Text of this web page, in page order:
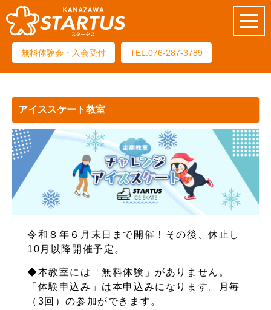
無料体験会・入会受付 TEL.076-287-3789
アイススケート教室
令和８年６月末日まで開催！その後、休止し
10月以降開催予定。
◆本教室には「無料体験」がありません。
「体験申込み」は本申込みになります。月毎
（3回）の参加ができます。